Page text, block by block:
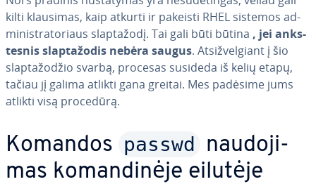
kilti klausimas, kaip atkurti ir pakeisti RHEL sistemos ad­
mi­nist­ra­to­riaus slap­ta­žo­dį. Tai gali būti būtina , jei anks­
tes­nis slap­ta­žo­dis nebėra saugus. At­si­žvel­giant į šio
slap­ta­žo­džio svarbą, procesas susideda iš kelių etapų,
tačiau jį galima atlikti gana greitai. Mes padėsime jums
atlikti visą procedūrą.
Komandos passwd nau­do­ji­
mas ko­man­di­nė­je eilutėje